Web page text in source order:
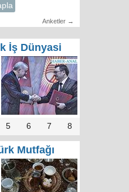
Anketler →
İş Dünyasi
5 6 7 8
Mutfağı